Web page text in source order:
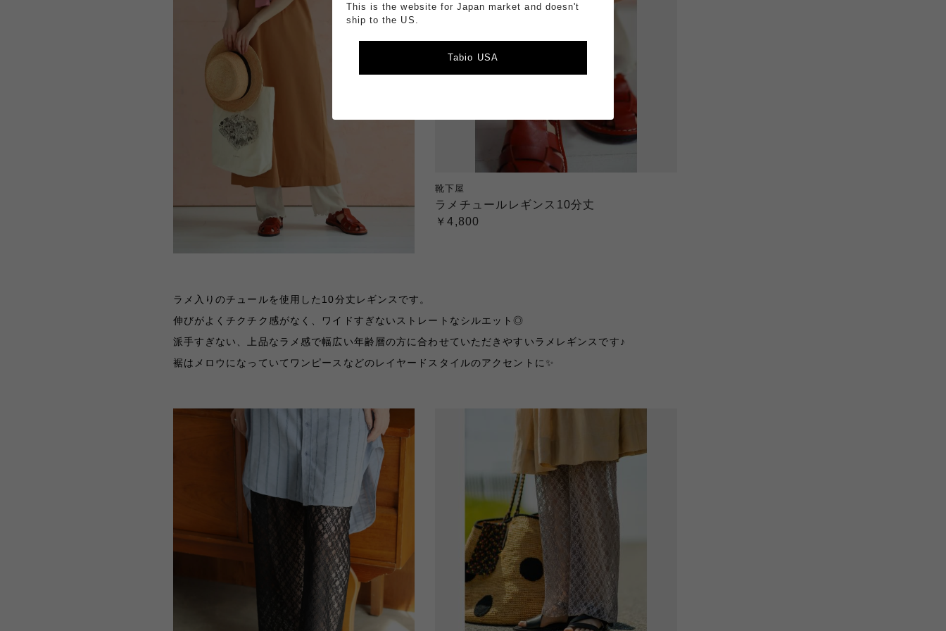
靴下屋
ラメチュールレギンス10分丈
￥4,800
ラメ入りのチュールを使用した10分丈レギンスです。
伸びがよくチクチク感がなく、ワイドすぎないストレートなシルエット◎
派手すぎない、上品なラメ感で幅広い年齢層の方に合わせていただきやすいラメレギンスです♪
裾はメロウになっていてワンピースなどのレイヤードスタイルのアクセントに✨
This is the website for Japan market and doesn't
ship to the US.
Tabio USA